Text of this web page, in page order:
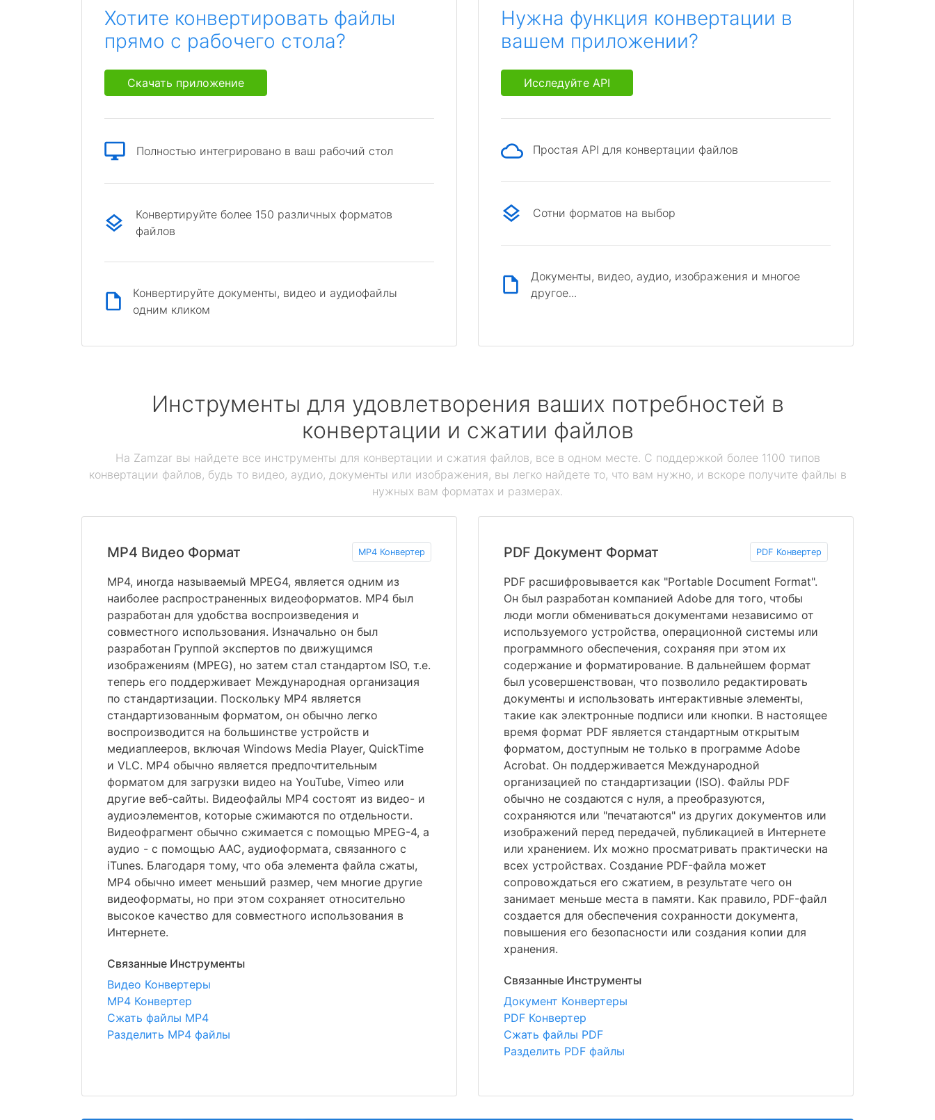
Хотите конвертировать файлы
прямо с рабочего стола?
Скачать приложение
Полностью интегрировано в ваш рабочий стол
Конвертируйте более 150 различных форматов
файлов
Конвертируйте документы, видео и аудиофайлы
одним кликом
Нужна функция конвертации в
вашем приложении?
Исследуйте API
Простая API для конвертации файлов
Сотни форматов на выбор
Документы, видео, аудио, изображения и многое
другое...
Инструменты для удовлетворения ваших потребностей в
конвертации и сжатии файлов
На Zamzar вы найдете все инструменты для конвертации и сжатия файлов, все в одном месте. С поддержкой более 1100 типов
конвертации файлов, будь то видео, аудио, документы или изображения, вы легко найдете то, что вам нужно, и вскоре получите файлы в
нужных вам форматах и размерах.
MP4 Видео Формат MP4 Конвертер
MP4, иногда называемый MPEG4, является одним из
наиболее распространенных видеоформатов. MP4 был
разработан для удобства воспроизведения и
совместного использования. Изначально он был
разработан Группой экспертов по движущимся
изображениям (MPEG), но затем стал стандартом ISO, т.е.
теперь его поддерживает Международная организация
по стандартизации. Поскольку MP4 является
стандартизованным форматом, он обычно легко
воспроизводится на большинстве устройств и
медиаплееров, включая Windows Media Player, QuickTime
и VLC. MP4 обычно является предпочтительным
форматом для загрузки видео на YouTube, Vimeo или
другие веб-сайты. Видеофайлы MP4 состоят из видео- и
аудиоэлементов, которые сжимаются по отдельности.
Видеофрагмент обычно сжимается с помощью MPEG-4, а
аудио - с помощью AAC, аудиоформата, связанного с
iTunes. Благодаря тому, что оба элемента файла сжаты,
MP4 обычно имеет меньший размер, чем многие другие
видеоформаты, но при этом сохраняет относительно
высокое качество для совместного использования в
Интернете.
Связанные Инструменты
Видео Конвертеры
MP4 Конвертер
Сжать файлы MP4
Разделить MP4 файлы
PDF Документ Формат PDF Конвертер
PDF расшифровывается как "Portable Document Format".
Он был разработан компанией Adobe для того, чтобы
люди могли обмениваться документами независимо от
используемого устройства, операционной системы или
программного обеспечения, сохраняя при этом их
содержание и форматирование. В дальнейшем формат
был усовершенствован, что позволило редактировать
документы и использовать интерактивные элементы,
такие как электронные подписи или кнопки. В настоящее
время формат PDF является стандартным открытым
форматом, доступным не только в программе Adobe
Acrobat. Он поддерживается Международной
организацией по стандартизации (ISO). Файлы PDF
обычно не создаются с нуля, а преобразуются,
сохраняются или "печатаются" из других документов или
изображений перед передачей, публикацией в Интернете
или хранением. Их можно просматривать практически на
всех устройствах. Создание PDF-файла может
сопровождаться его сжатием, в результате чего он
занимает меньше места в памяти. Как правило, PDF-файл
создается для обеспечения сохранности документа,
повышения его безопасности или создания копии для
хранения.
Связанные Инструменты
Документ Конвертеры
PDF Конвертер
Сжать файлы PDF
Разделить PDF файлы